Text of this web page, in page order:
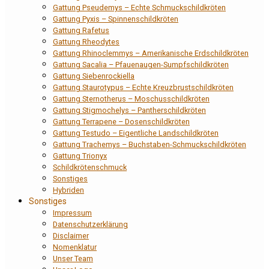
Gattung Pseudemys – Echte Schmuckschildkröten
Gattung Pyxis – Spinnenschildkröten
Gattung Rafetus
Gattung Rheodytes
Gattung Rhinoclemmys – Amerikanische Erdschildkröten
Gattung Sacalia – Pfauenaugen-Sumpfschildkröten
Gattung Siebenrockiella
Gattung Staurotypus – Echte Kreuzbrustschildkröten
Gattung Sternotherus – Moschusschildkröten
Gattung Stigmochelys – Pantherschildkröten
Gattung Terrapene – Dosenschildkröten
Gattung Testudo – Eigentliche Landschildkröten
Gattung Trachemys – Buchstaben-Schmuckschildkröten
Gattung Trionyx
Schildkrötenschmuck
Sonstiges
Hybriden
Sonstiges
Impressum
Datenschutzerklärung
Disclaimer
Nomenklatur
Unser Team